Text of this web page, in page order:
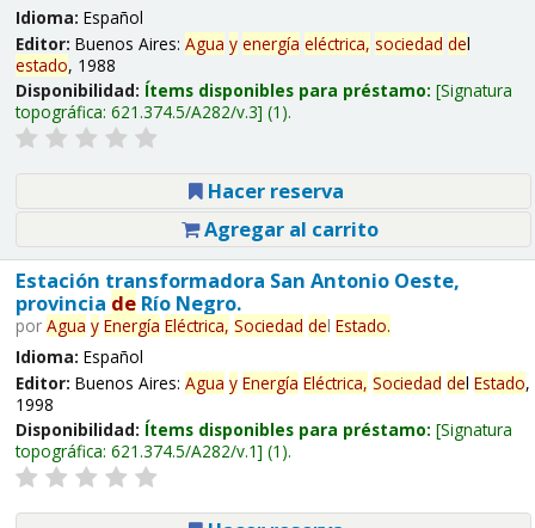
Idioma: Español
Editor: Buenos Aires: Agua y energía eléctrica, sociedad del
estado, 1988
Disponibilidad: Ítems disponibles para préstamo: Signatura
topográfica: 621.374.5/A282/v.3 (1).
Hacer reserva
Agregar al carrito
Estación transformadora San Antonio Oeste,
provincia deRío Negro.
por Agua y Energía Eléctrica, Sociedad del Estado.
Idioma: Español
Editor: Buenos Aires: Agua y Energía Eléctrica, Sociedad del Estado,
1998
Disponibilidad: Ítems disponibles para préstamo: Signatura
topográfica: 621.374.5/A282/v.1 (1).